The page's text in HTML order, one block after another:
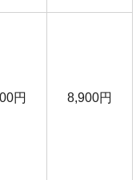
円 8,900円